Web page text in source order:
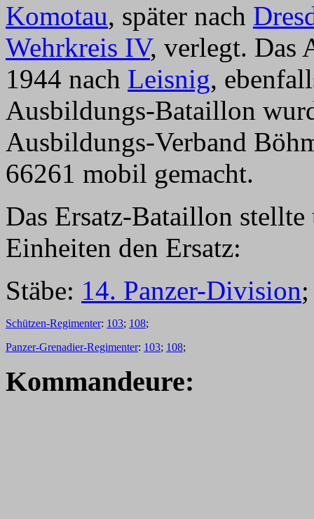
Komotau, später nach
Wehrkreis IV, verlegt. Das
1944 nach Leisnig,
Ausbildungs-Bataillon
Ausbildungs-Verband
66261 mobil gemacht.
Das Ersatz-Bataillon
Einheiten den Ersatz:
Stäbe: 14. Panzer-Division
Schützen-Regimenter: 103; 108;
Panzer-Grenadier-Regimenter: 103; 108;
Kommandeure: